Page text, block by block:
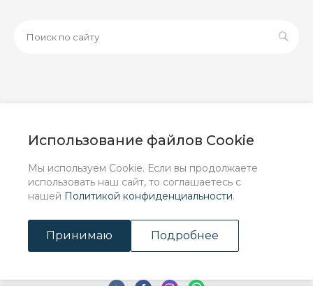
Использование файлов Cookie
Мы используем Cookie. Если вы продолжаете
использовать наш сайт, то соглашаетесь с
нашей Политикой конфиденциальности.
Принимаю Подробнее
информационный характер и ни при каких условиях не
положениями Статьи 437 (2) ГК РФ.